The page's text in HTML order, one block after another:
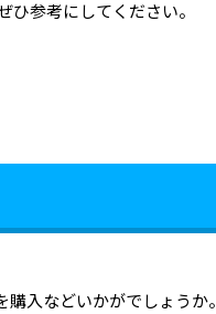
参考にしてください。
入などいかがでしょうか。